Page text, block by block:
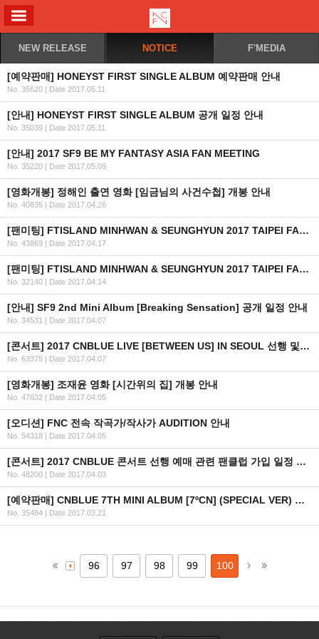
NEW RELEASE NOTICE F'MEDIA
[예약판매] HONEYST FIRST SINGLE ALBUM 예약판매 안내
No. 35620 | Date 2017.05.11
[안내] HONEYST FIRST SINGLE ALBUM 공개 일정 안내
No. 35039 | Date 2017.05.11
[안내] 2017 SF9 BE MY FANTASY ASIA FAN MEETING
No. 35220 | Date 2017.05.09
[영화개봉] 정해인 출연 영화 [임금님의 사건수첩] 개봉 안내
No. 40835 | Date 2017.04.26
[팬미팅] FTISLAND MINHWAN & SEUNGHYUN 2017 TAIPEI FAN MEETING(수정)
No. 43869 | Date 2017.04.17
[팬미팅] FTISLAND MINHWAN & SEUNGHYUN 2017 TAIPEI FAN MEETING 안내
No. 32140 | Date 2017.04.14
[안내] SF9 2nd Mini Album [Breaking Sensation] 공개 일정 안내
No. 34531 | Date 2017.04.07
[콘서트] 2017 CNBLUE LIVE [BETWEEN US] IN SEOUL 선행 및 일반 예매 안내 (+인증 URL)
No. 63375 | Date 2017.04.07
[영화개봉] 조재윤 영화 [시간위의 집] 개봉 안내
No. 47632 | Date 2017.04.05
[오디션] FNC 전속 작곡가/작사가 AUDITION 안내
No. 54318 | Date 2017.04.05
[콘서트] 2017 CNBLUE 콘서트 선행 예매 관련 팬클럽 가입 일정 안내
No. 48200 | Date 2017.04.03
[예약판매] CNBLUE 7TH MINI ALBUM [7ºCN] (SPECIAL VER) 예약판매 안내
No. 35484 | Date 2017.03.21
96 97 98 99 100